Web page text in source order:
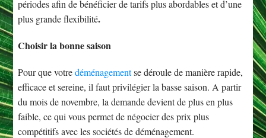
périodes afin de bénéficier de tarifs plus abordables et d’une
plus grande flexibilité.
Choisir la bonne saison
Pour que votredéménagementse déroule de manière rapide,
efficace et sereine, il faut privilégier la basse saison. A partir
du mois de novembre, la demande devient de plus en plus
faible, ce qui vous permet de négocier des prix plus
compétitifs avec les sociétés de déménagement.